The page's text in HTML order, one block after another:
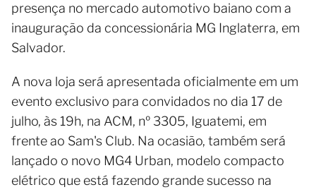
presença no mercado automotivo baiano com a
inauguração da concessionária MG Inglaterra, em
Salvador.
A nova loja será apresentada oficialmente em um
evento exclusivo para convidados no dia 17 de
julho, às 19h, na ACM, nº 3305, Iguatemi, em
frente ao Sam's Club. Na ocasião, também será
lançado o novo MG4 Urban, modelo compacto
elétrico que está fazendo grande sucesso na